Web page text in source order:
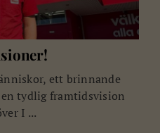
ett brinnande
en tydlig framtidsvision
I ...